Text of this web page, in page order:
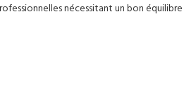
nécessitant un bon